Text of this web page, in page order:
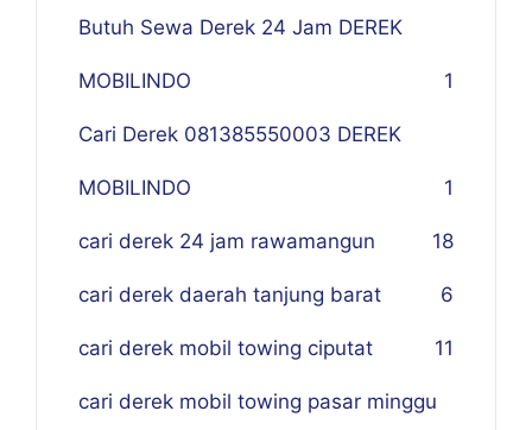
Butuh Sewa Derek 24 Jam DEREK
MOBILINDO 1
Cari Derek 081385550003 DEREK
MOBILINDO 1
cari derek 24 jam rawamangun 18
cari derek daerah tanjung barat 6
cari derek mobil towing ciputat 11
cari derek mobil towing pasar minggu